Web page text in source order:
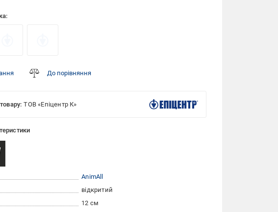
До порівняння
ТОВ «Епіцентр К»
AnimAll
відкритий
12 см